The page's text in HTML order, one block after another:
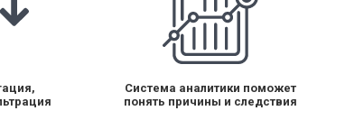
Система аналитики поможет
понять причины и следствия